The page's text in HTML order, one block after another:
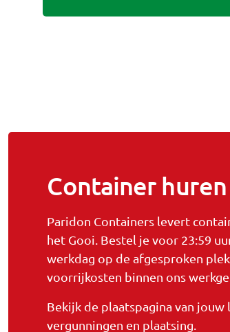
Container
Paridon Containers levert
het Gooi. Bestel je voor 23:59
werkdag op de afgesproken
voorrijkosten binnen ons
Bekijk de plaatspagina van
vergunningen en plaatsing.